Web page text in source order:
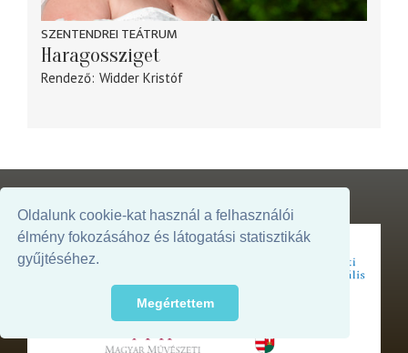
Oldalunk cookie-kat használ a felhasználói
élmény fokozásához és látogatási statisztikák
gyűjtéséhez.
Megértettem
SZENTENDREI TEÁTRUM
Haragossziget
Rendező Widder Kristóf